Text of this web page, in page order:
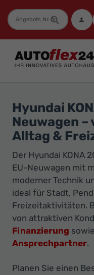
Fahrzeugnummer
Autoflex24
GmbH
Neuwagen
Jahreswagen
und
Gebrauchtwagen
zu
Top-
-
Ihr
Innovatives
Hyundai
Neuwagen
Alltag &
Der Hyundai KONA
EU-Neuwagen mit
moderner Technik
ideal für Stadt,
Freizeitaktivitäten.
von attraktiven
Finanzierung
Ansprechpartner.
Planen Sie einen